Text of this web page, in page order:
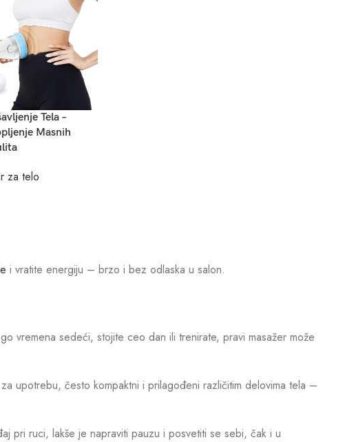
Tela –
Masnih
za telo
i vratite energiju – brzo i bez odlaska u salon.
vremena sedeći, stojite ceo dan ili trenirate, pravi masažer može
upotrebu, često kompaktni i prilagođeni različitim delovima tela –
pri ruci, lakše je napraviti pauzu i posvetiti se sebi, čak i u